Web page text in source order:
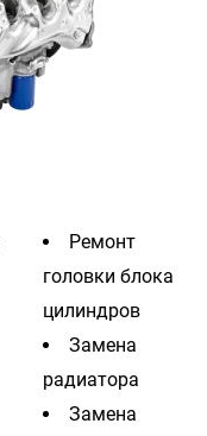
Ремонт
головки блока
цилиндров
Замена
радиатора
Замена